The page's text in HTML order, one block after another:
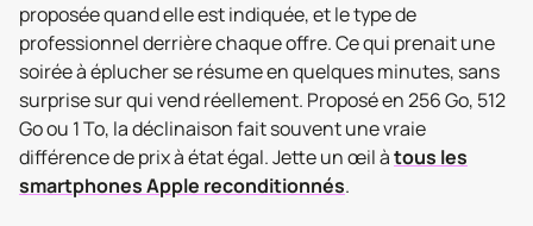
proposée quand elle est indiquée, et le type de
professionnel derrière chaque offre. Ce qui prenait une
soirée à éplucher se résume en quelques minutes, sans
surprise sur qui vend réellement. Proposé en 256 Go, 512
Go ou 1 To, la déclinaison fait souvent une vraie
différence de prix à état égal. Jette un œil àtous les
smartphones Apple reconditionnés.